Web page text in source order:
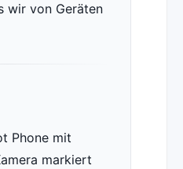
wir von Geräten
Phone mit
markiert